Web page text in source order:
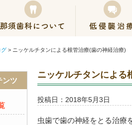
那須歯科医院に
グ > ニッケルチタンによる根管治療(歯の神経治療)
ンツ
ニッケルチタンによる
投稿日：2018年5月3日
虫歯で歯の神経をとる治療